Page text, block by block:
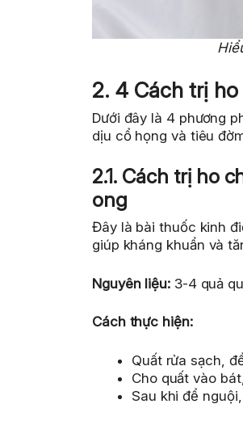
2. 4 Cách trị
Dưới đây là 4 phương
dịu cổ họng và tiêu
2.1. Cách trị ho
ong
Đây là bài thuốc kinh
giúp kháng khuẩn và
Nguyên liệu:3-4 quả
Cách thực hiện:
Quất rửa sạch,
Cho quất vào
Sau khi để